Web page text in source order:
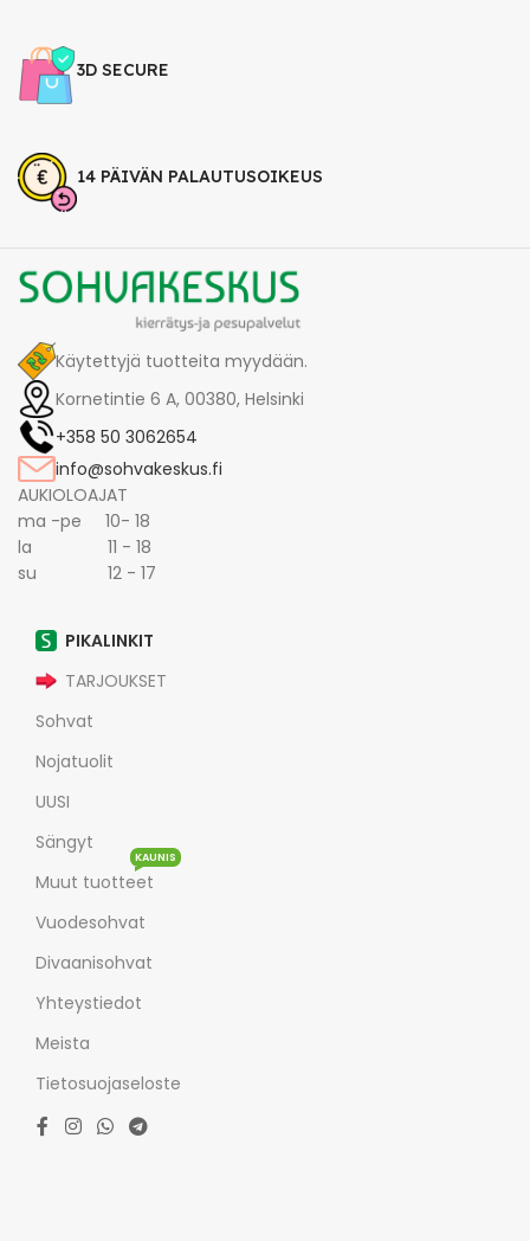
3D SECURE
14 PÄIVÄN PALAUTUSOIKEUS
Käytettyjä tuotteita myydään.
Kornetintie 6 A, 00380, Helsinki
+358 50 3062654
info@sohvakeskus.fi
AUKIOLOAJAT
ma -pe 10- 18
la 11 - 18
su 12 - 17
PIKALINKIT
TARJOUKSET
Sohvat
Nojatuolit
UUSI
Sängyt
Muut tuotteet
KAUNIS
Vuodesohvat
Divaanisohvat
Yhteystiedot
Meista
Tietosuojaseloste